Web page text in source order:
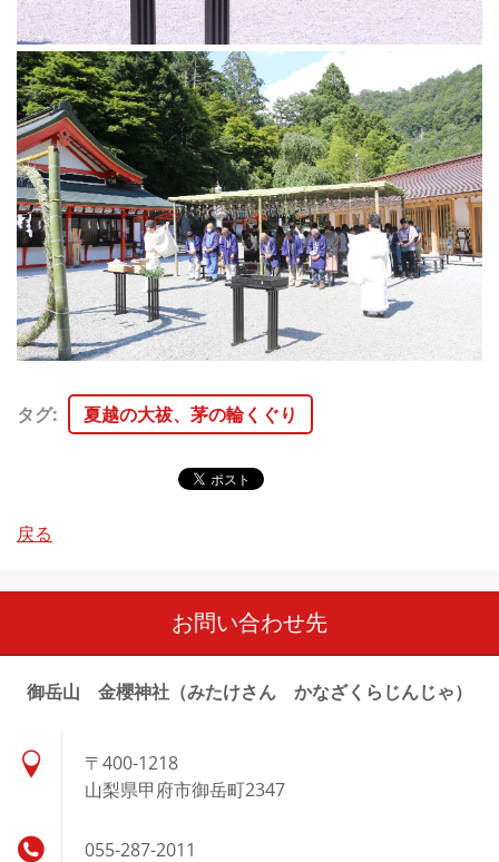
タグ: 夏越の大祓、茅の輪くぐり
戻る
お問い合わせ先
御岳山 金櫻神社（みたけさん かなざくらじんじゃ）
〒400-1218
山梨県甲府市御岳町2347
055-287-2011